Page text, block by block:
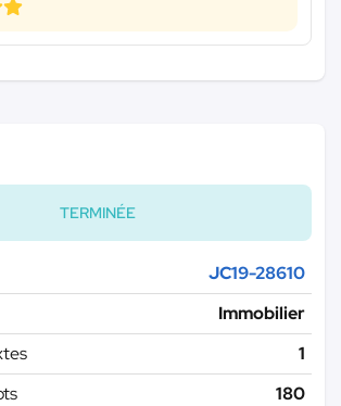
TERMINÉE
JC19-28610
Immobilier
1
180